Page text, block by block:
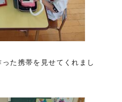
た携帯を見せてくれまし